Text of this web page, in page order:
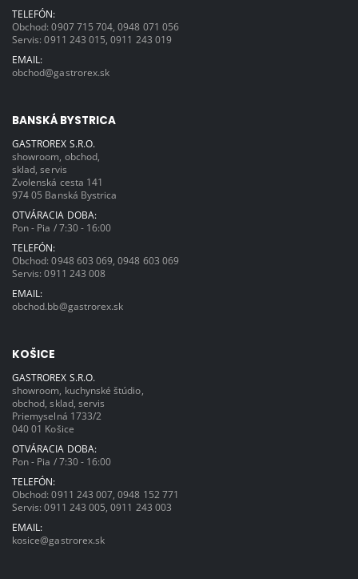
TELEFÓN:
Obchod:0907 715 704 ,0948 071 056
Servis:0911 243 015 ,0911 243 019
EMAIL:
obchod@gastrorex.sk
BANSKÁ BYSTRICA
GASTROREX S.R.O.
showroom, obchod,
sklad, servis
Zvolenská cesta 141
974 05 Banská Bystrica
OTVÁRACIA DOBA:
Pon - Pia / 7:30 - 16:00
TELEFÓN:
Obchod:0948 603 069 ,0948 603 069
Servis:0911 243 008
EMAIL:
obchod.bb@gastrorex.sk
KOŠICE
GASTROREX S.R.O.
showroom, kuchynské štúdio,
obchod, sklad, servis
Priemyselná 1733/2
040 01 Košice
OTVÁRACIA DOBA:
Pon - Pia / 7:30 - 16:00
TELEFÓN:
Obchod:0911 243 007 ,0948 152 771
Servis:0911 243 005 ,0911 243 003
EMAIL:
kosice@gastrorex.sk